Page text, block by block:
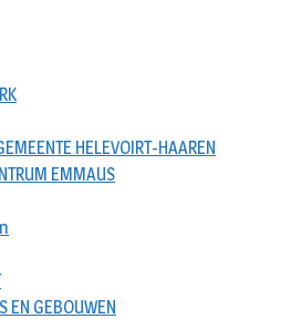
HELEVOIRT-HAAREN
EMMAUS
EN GEBOUWEN